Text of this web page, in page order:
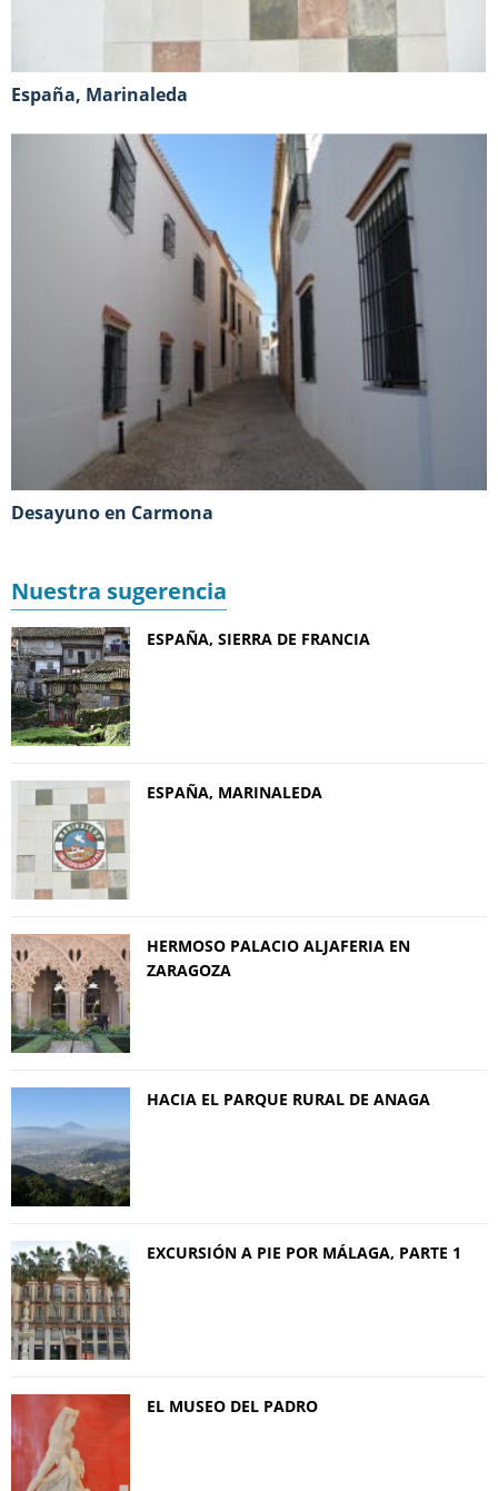
España, Marinaleda
Desayuno en Carmona
Nuestra sugerencia
ESPAÑA, SIERRA DE FRANCIA
ESPAÑA, MARINALEDA
HERMOSO PALACIO ALJAFERIA EN
ZARAGOZA
HACIA EL PARQUE RURAL DE ANAGA
EXCURSIÓN A PIE POR MÁLAGA, PARTE 1
EL MUSEO DEL PADRO